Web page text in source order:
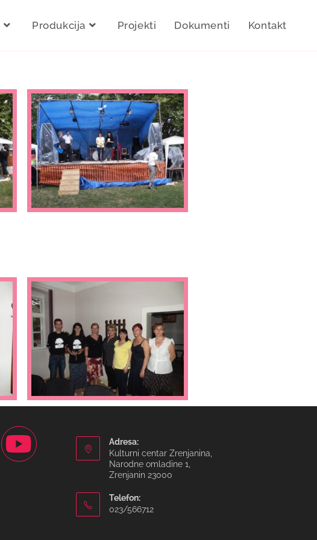
Produkcija Projekti Dokumenti Kontakt
Adresa:
Kulturni centar Zrenjanina,
Narodne omladine 1,
Zrenjanin 23000
Telefon:
023/566712